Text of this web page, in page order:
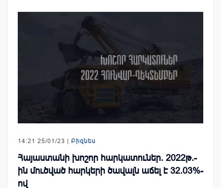
14:21 25/01/23 | Բիզնես
Հայաստանի խոշոր հարկատուներ. 2022թ.-
ին մուծված հարկերի ծավալն աճել է 32.03%-
ով